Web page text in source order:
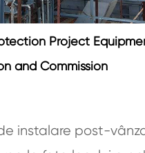
Project
and Commission
instalare post-